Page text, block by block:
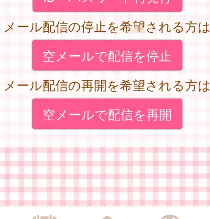
メール配信の停止を希望される方は
空メールで配信を停止
メール配信の再開を希望される方は
空メールで配信を再開